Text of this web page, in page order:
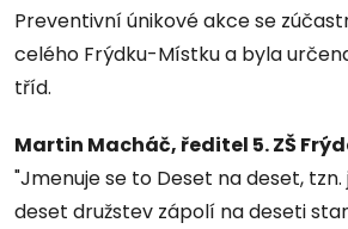
Preventivní únikové akce se
celého Frýdku-Místku a byla
tříd.
Martin Macháč, ředitel 5. ZŠ
"Jmenuje se to Deset na deset,
deset družstev zápolí na deseti